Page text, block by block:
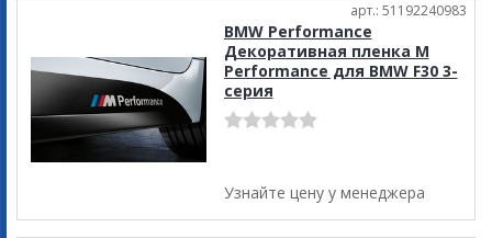
арт.: 51192240983
BMW Performance
Декоративная пленка M
Performance для BMW F30 3-
серия
Узнайте цену у менеджера